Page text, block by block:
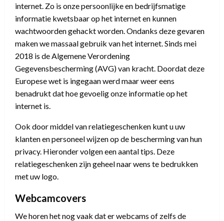
internet. Zo is onze persoonlijke en bedrijfsmatige
informatie kwetsbaar op het internet en kunnen
wachtwoorden gehackt worden. Ondanks deze gevaren
maken we massaal gebruik van het internet. Sinds mei
2018 is de Algemene Verordening
Gegevensbescherming (AVG) van kracht. Doordat deze
Europese wet is ingegaan werd maar weer eens
benadrukt dat hoe gevoelig onze informatie op het
internet is.
Ook door middel van relatiegeschenken kunt u uw
klanten en personeel wijzen op de bescherming van hun
privacy. Hieronder volgen een aantal tips. Deze
relatiegeschenken zijn geheel naar wens te bedrukken
met uw logo.
Webcamcovers
We horen het nog vaak dat er webcams of zelfs de